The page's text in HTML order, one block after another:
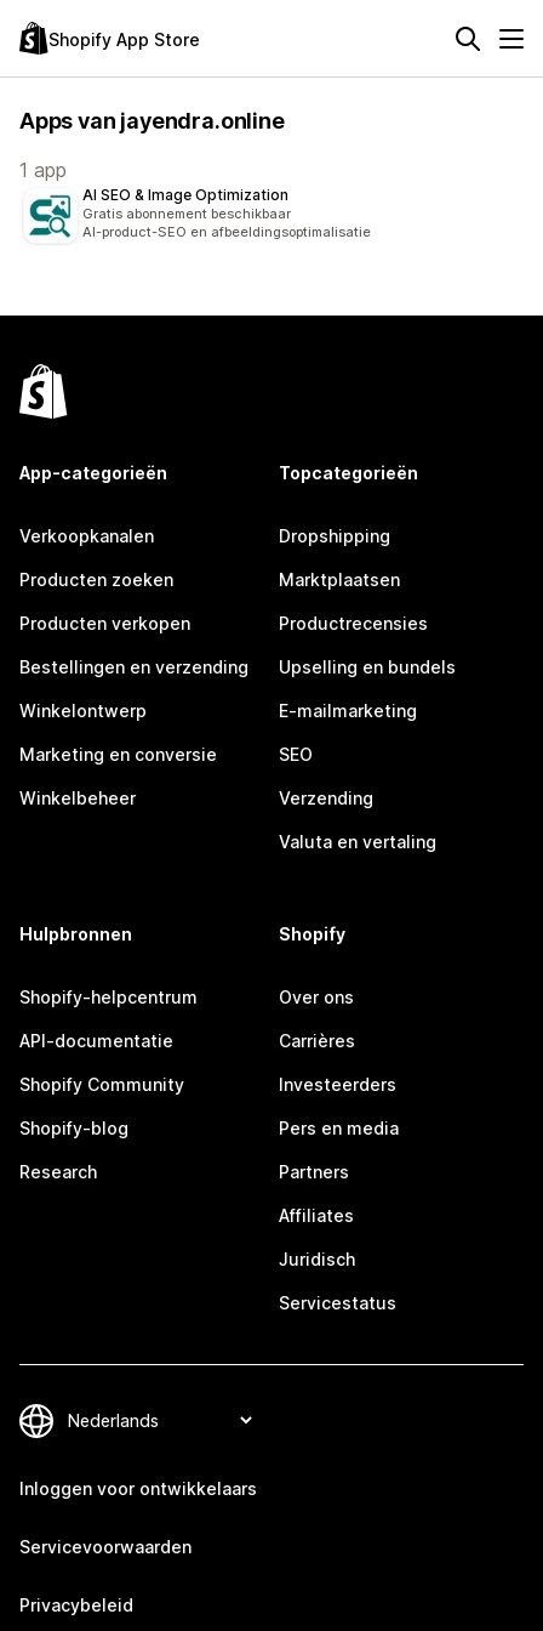
Shopify App Store
Apps van jayendra.online
1 app
AI SEO & Image Optimization
Gratis abonnement beschikbaar
AI-product-SEO en afbeeldingsoptimalisatie
App-categorieën
Verkoopkanalen
Producten zoeken
Producten verkopen
Bestellingen en verzending
Winkelontwerp
Marketing en conversie
Winkelbeheer
Topcategorieën
Dropshipping
Marktplaatsen
Productrecensies
Upselling en bundels
E-mailmarketing
SEO
Verzending
Valuta en vertaling
Hulpbronnen
Shopify-helpcentrum
API-documentatie
Shopify Community
Shopify-blog
Research
Shopify
Over ons
Carrières
Investeerders
Pers en media
Partners
Affiliates
Juridisch
Servicestatus
Inloggen voor ontwikkelaars
Servicevoorwaarden
Privacybeleid